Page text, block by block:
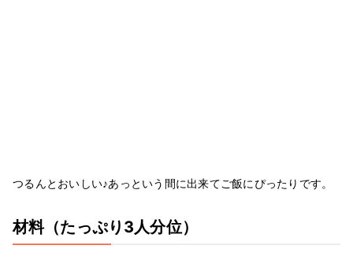
つるんとおいしい♪あっという間に出来てご飯にぴったりです。
材料（たっぷり3人分位）